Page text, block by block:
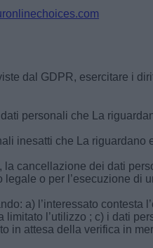
dal GDPR, esercitare i
personali che La
inesatti che La riguardano
cancellazione dei dati
o per l’esecuzione di
a) l’interessato contesta
l’utilizzo ; c) i dati
in attesa della verifica in